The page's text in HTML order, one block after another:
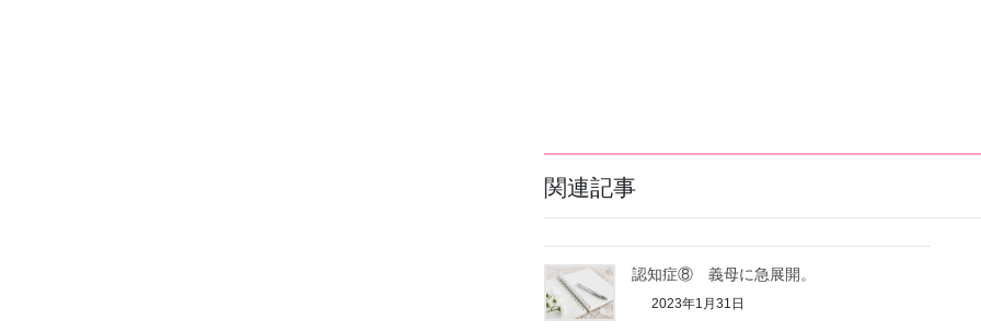
関連記事
認知症⑧ 義母に急展開。
2023年1月31日